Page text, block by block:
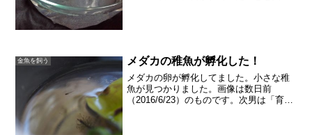
金魚を飼う メダカの稚魚が孵化した！
メダカの卵が孵化してました。小さな稚
魚が見つかりました。画像は数日前
（2016/6/23）のものです。次男は「育て